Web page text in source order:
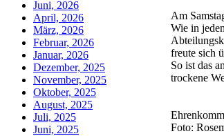
Juni, 2026
April, 2026
März, 2026
Februar, 2026
Januar, 2026
Dezember, 2025
November, 2025
Oktober, 2025
August, 2025
Juli, 2025
Juni, 2025
Am
Wie in
freute sich
So ist das
trockene
Foto: